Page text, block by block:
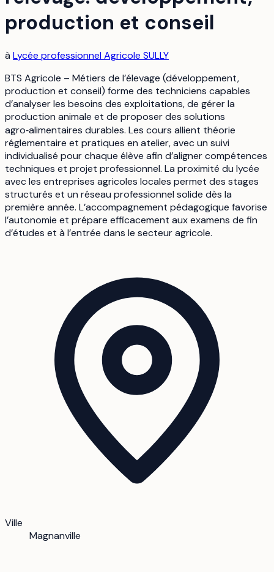
production et conseil
à Lycée professionnel Agricole SULLY
BTS Agricole – Métiers de l’élevage (développement,
production et conseil) forme des techniciens capables
d’analyser les besoins des exploitations, de gérer la
production animale et de proposer des solutions
agro‑alimentaires durables. Les cours allient théorie
réglementaire et pratiques en atelier, avec un suivi
individualisé pour chaque élève afin d’aligner compétences
techniques et projet professionnel. La proximité du lycée
avec les entreprises agricoles locales permet des stages
structurés et un réseau professionnel solide dès la
première année. L’accompagnement pédagogique favorise
l’autonomie et prépare efficacement aux examens de fin
d’études et à l’entrée dans le secteur agricole.
Ville
Magnanville